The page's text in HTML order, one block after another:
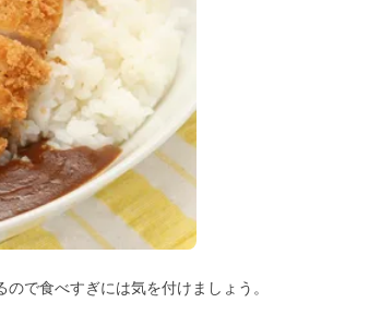
で食べすぎには気を付けましょう。